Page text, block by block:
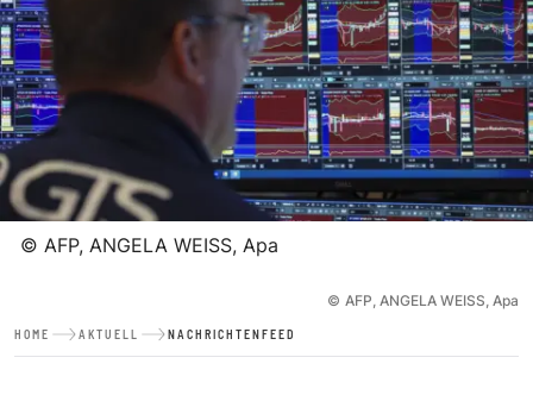
© AFP, ANGELA WEISS, Apa
© AFP, ANGELA WEISS, Apa
HOME AKTUELL NACHRICHTENFEED